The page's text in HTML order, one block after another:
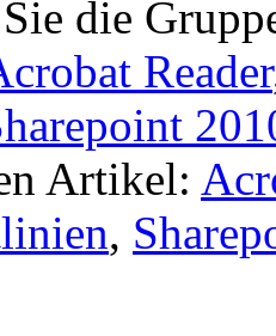
die
Reader
Artikel:
,